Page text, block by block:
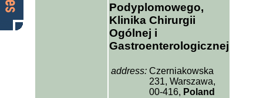
Podyplomowego,
Klinika Chirurgii
Ogólnej i
Gastroenterologicznej
address: Czerniakowska
231, Warszawa,
00-416, Poland